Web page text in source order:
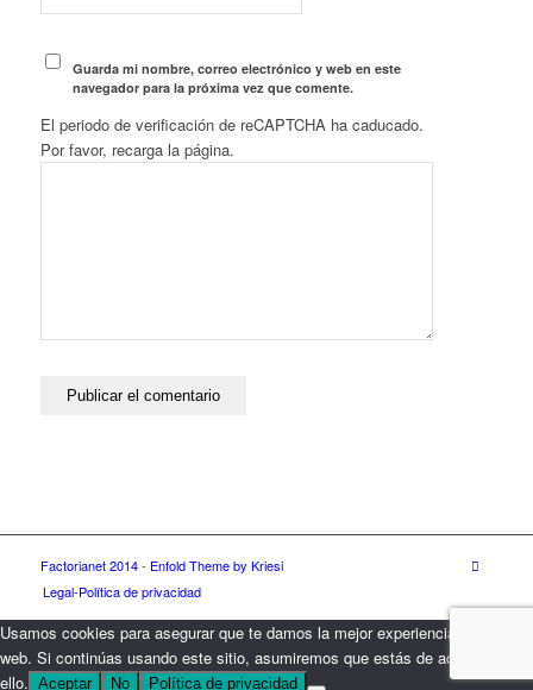
Guarda mi nombre, correo electrónico y web en este
navegador para la próxima vez que comente.
El periodo de verificación de reCAPTCHA ha caducado.
Por favor, recarga la página.
Factorianet 2014- Enfold Theme by Kriesi
Legal-Política de privacidad
Usamos cookies para asegurar que te damos la mejor experiencia en nuestra
web. Si continúas usando este sitio, asumiremos que estás de acuerdo con
ello. Aceptar No Política de privacidad